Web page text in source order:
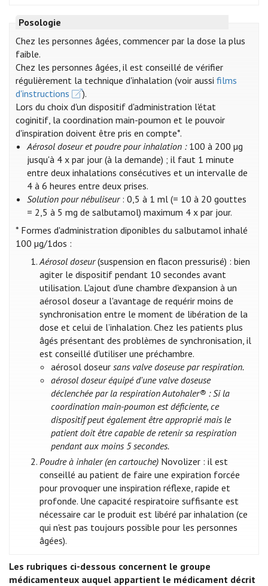
Posologie
Chez les personnes âgées, commencer par la dose la plus
faible.
Chez les personnes âgées, il est conseillé de vérifier
régulièrement la technique d'inhalation (voir aussi films
d'instructions
).
Lors du choix d'un dispositif d'administration l'état
coginitif, la coordination main-poumon et le pouvoir
d'inspiration doivent être pris en compte*.
Aérosol doseur et poudre pour inhalation : 100 à 200 µg
jusqu'à 4 x par jour (à la demande) ; il faut 1 minute
entre deux inhalations consécutives et un intervalle de
4 à 6 heures entre deux prises.
Solution pour nébuliseur : 0,5 à 1 ml (= 10 à 20 gouttes
= 2,5 à 5 mg de salbutamol) maximum 4 x par jour.
* Formes d'administration diponibles du salbutamol inhalé
100 µg/1dos :
Aérosol doseur(suspension en flacon pressurisé) : bien
agiter le dispositif pendant 10 secondes avant
utilisation. L'ajout d'une chambre d'expansion à un
aérosol doseur a l'avantage de requérir moins de
synchronisation entre le moment de libération de la
dose et celui de l’inhalation. Chez les patients plus
âgés présentant des problèmes de synchronisation, il
est conseillé d'utiliser une préchambre.
aérosol doseursans valve doseuse par respiration.
aérosol doseuréquipé d'une valve doseuse
déclenchée par la respiration Autohaler® : Si la
coordination main-poumon est déficiente, ce
dispositif peut également être approprié mais le
patient doit être capable de retenir sa respiration
pendant aux moins 5 secondes.
Poudre à inhaler (en cartouche) Novolizer : il est
conseillé au patient de faire une expiration forcée
pour provoquer une inspiration réflexe, rapide et
profonde. Une capacité respiratoire suffisante est
nécessaire car le produit est libéré par inhalation (ce
qui n'est pas toujours possible pour les personnes
âgées).
Les rubriques ci-dessous concernent le groupe
médicamenteux auquel appartient le médicament décrit